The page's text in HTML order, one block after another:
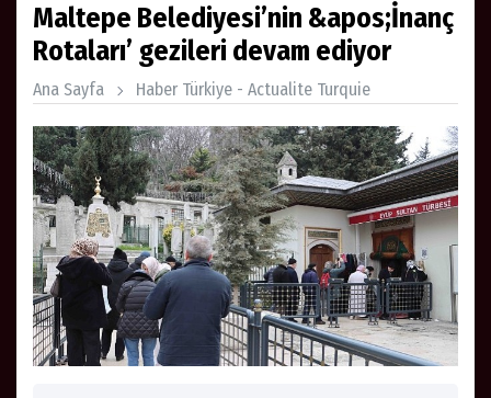
Maltepe Belediyesi’nin &apos;İnanç
Rotaları’ gezileri devam ediyor
Ana Sayfa Haber Türkiye - Actualite Turquie